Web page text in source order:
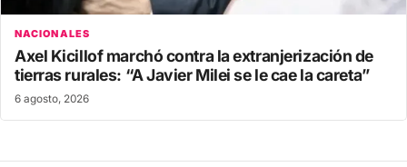
NACIONALES
Axel Kicillof marchó contra la extranjerización de
tierras rurales: “A Javier Milei se le cae la careta”
6 agosto, 2026